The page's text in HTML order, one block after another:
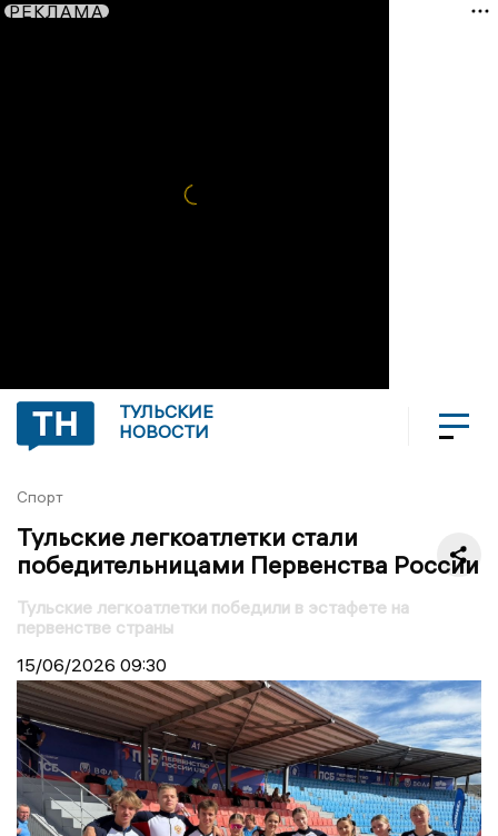
РЕКЛАМА
ТУЛЬСКИЕ
НОВОСТИ
Спорт
Тульские легкоатлетки стали
победительницами Первенства России
Тульские легкоатлетки победили в эстафете на
первенстве страны
15/06/2026 09:30